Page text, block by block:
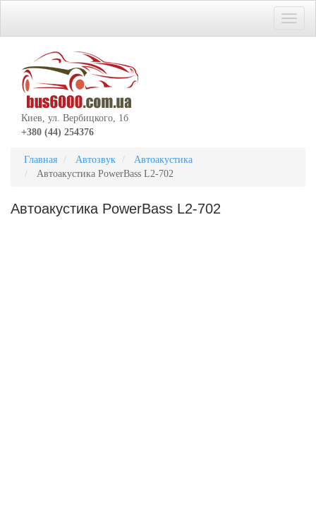
Киев, ул. Вербицкого, 1б
+380 (44) 254376
Главная Автозвук
Автоакустика
Автоакустика PowerBass L2-702
Автоакустика PowerBass L2-702